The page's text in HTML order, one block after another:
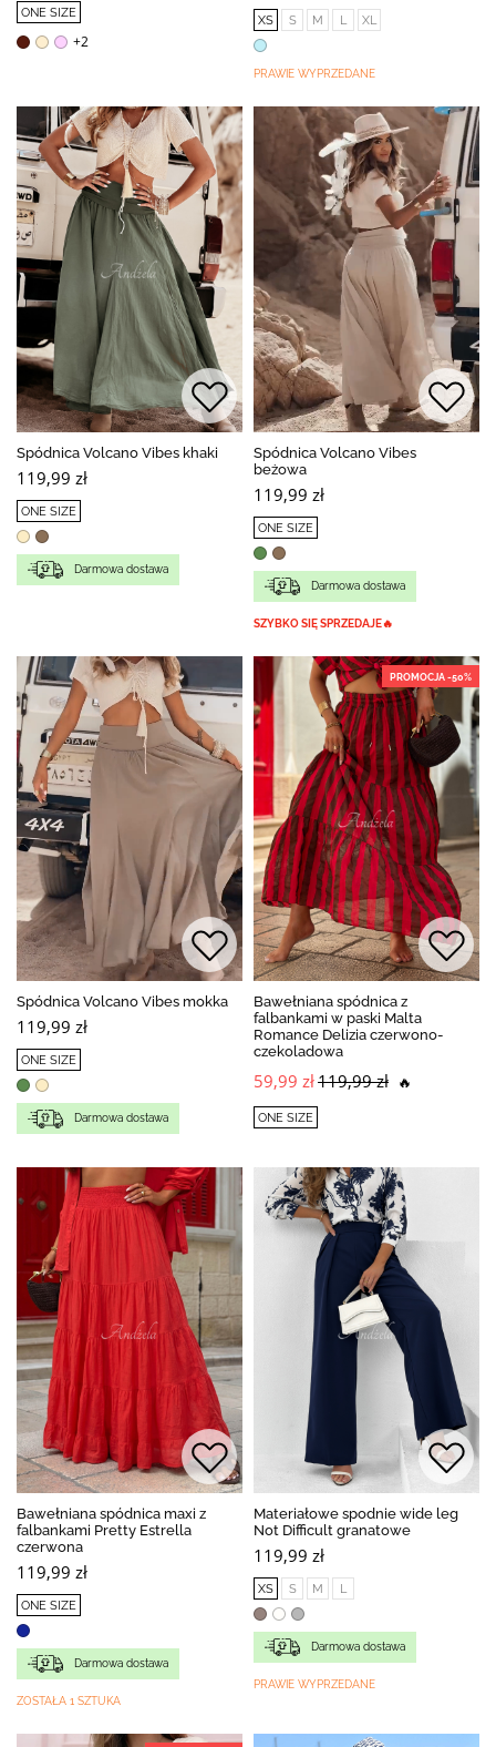
ONE SIZE
+2
XS S M L XL
PRAWIE WYPRZEDANE
Spódnica Volcano Vibes khaki
119,99 zł
ONE SIZE
Darmowa dostawa
BESTSELLER
Spódnica Volcano Vibes
beżowa
119,99 zł
ONE SIZE
Darmowa dostawa
SZYBKO SIĘ SPRZEDAJE🔥
Spódnica Volcano Vibes mokka
119,99 zł
ONE SIZE
Darmowa dostawa
PROMOCJA -50%
Bawełniana spódnica z
falbankami w paski Malta
Romance Delizia czerwono-
czekoladowa
59,99 zł119,99 zł 🔥
ONE SIZE
Bawełniana spódnica maxi z
falbankami Pretty Estrella
czerwona
119,99 zł
ONE SIZE
Darmowa dostawa
ZOSTAŁA 1 SZTUKA
Materiałowe spodnie wide leg
Not Difficult granatowe
119,99 zł
XS S M L
Darmowa dostawa
PRAWIE WYPRZEDANE